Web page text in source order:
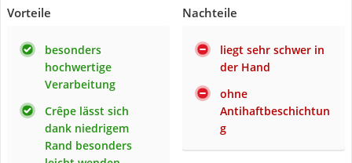
Vorteile
besonders
hochwertige
Verarbeitung
Crêpe lässt sich
dank niedrigem
Rand besonders
Nachteile
liegt sehr schwer in
der Hand
ohne
Antihaftbeschichtun
g